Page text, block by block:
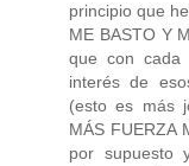
principio que
ME BASTO Y
que con cada
interés de
(esto es más
MÁS FUERZA
por supuesto